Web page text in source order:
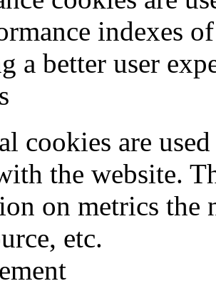
indexes
a better user
cookies are
the website.
on metrics the
etc.